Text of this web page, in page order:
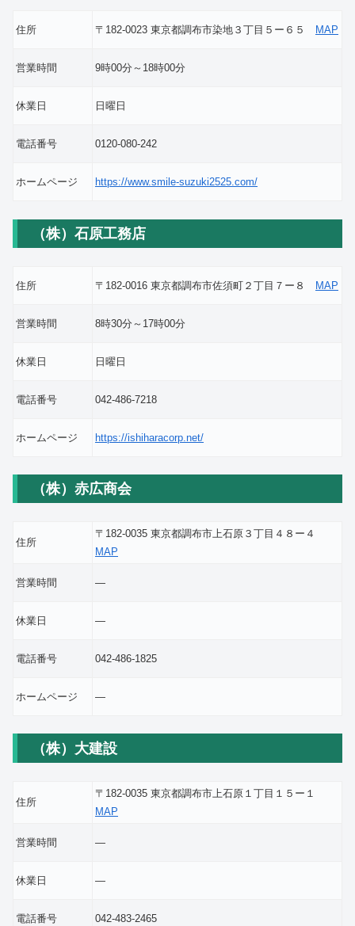
住所 〒182-0023 東京都調布市染地３丁目５ー６５ MAP
営業時間 9時00分～18時00分
休業日 日曜日
電話番号 0120-080-242
ホームページ https://www.smile-suzuki2525.com/
（株）石原工務店
住所 〒182-0016 東京都調布市佐須町２丁目７ー８ MAP
営業時間 8時30分～17時00分
休業日 日曜日
電話番号 042-486-7218
ホームページ https://ishiharacorp.net/
（株）赤広商会
住所
〒182-0035 東京都調布市上石原３丁目４８ー４
MAP
営業時間 ―
休業日 ―
電話番号 042-486-1825
ホームページ ―
（株）大建設
住所
〒182-0035 東京都調布市上石原１丁目１５ー１
MAP
営業時間 ―
休業日 ―
電話番号 042-483-2465